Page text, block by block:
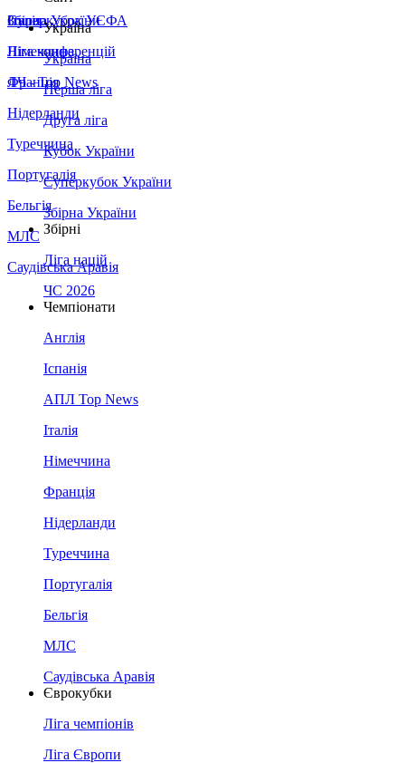
Збірна України
Італія
Німеччина
Франція
Нідерланди
Туреччина
Португалія
Бельгія
МЛС
Саудівська Аравія
Суперкубок УЄФА
Ліга конференцій
ЛЧ - Top News
Україна
Україна
Перша ліга
Друга ліга
Кубок України
Суперкубок України
Збірна України
Збірні
Ліга націй
ЧС 2026
Чемпіонати
Англія
Іспанія
АПЛ Top News
Італія
Німеччина
Франція
Нідерланди
Туреччина
Португалія
Бельгія
МЛС
Саудівська Аравія
Єврокубки
Ліга чемпіонів
Ліга Європи